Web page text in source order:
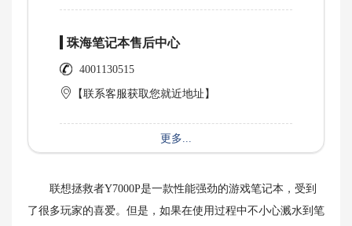
珠海笔记本售后中心
4001130515
【联系客服获取您就近地址】
更多...
联想拯救者Y7000P是一款性能强劲的游戏笔记本，受到
了很多玩家的喜爱。但是，如果在使用过程中不小心溅水到笔